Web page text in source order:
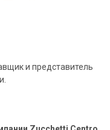
и представитель